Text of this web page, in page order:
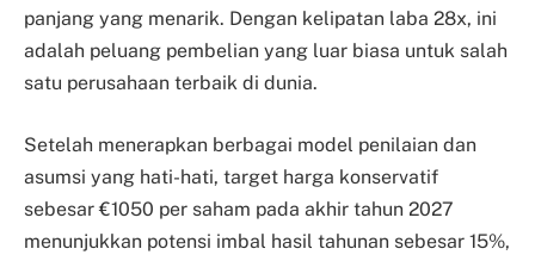
panjang yang menarik. Dengan kelipatan laba 28x, ini
adalah peluang pembelian yang luar biasa untuk salah
satu perusahaan terbaik di dunia.
Setelah menerapkan berbagai model penilaian dan
asumsi yang hati-hati, target harga konservatif
sebesar €1050 per saham pada akhir tahun 2027
menunjukkan potensi imbal hasil tahunan sebesar 15%,